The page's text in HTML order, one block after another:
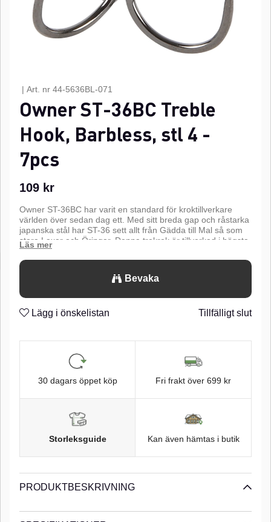
| Art. nr 44-5636BL-071
Owner ST-36BC Treble
Hook, Barbless, stl 4 -
7pcs
109 kr
Owner ST-36BC har varit en standard för kroktillverkare
världen över sedan dag ett. Med sitt breda gap och råstarka
japanska stål har ST-36 sett allt från Gädda till Mal så som
stora Laxar och Öringar. Denna trekrok är tillverkad i högsta
kvalitets stål med en laser slipad keramisk krokspets, denna
krok kommer aldrig att svika. Nu finns denna klassiker
Super Needle Point och Black Chrome finish.n
n
Super Needle Point
n
n
Black Chrome finish
Bevaka
Lägg i önskelistan Tillfälligt slut
30 dagars öppet köp Fri frakt över 699 kr
Storleksguide Kan även hämtas i butik
PRODUKTBESKRIVNING